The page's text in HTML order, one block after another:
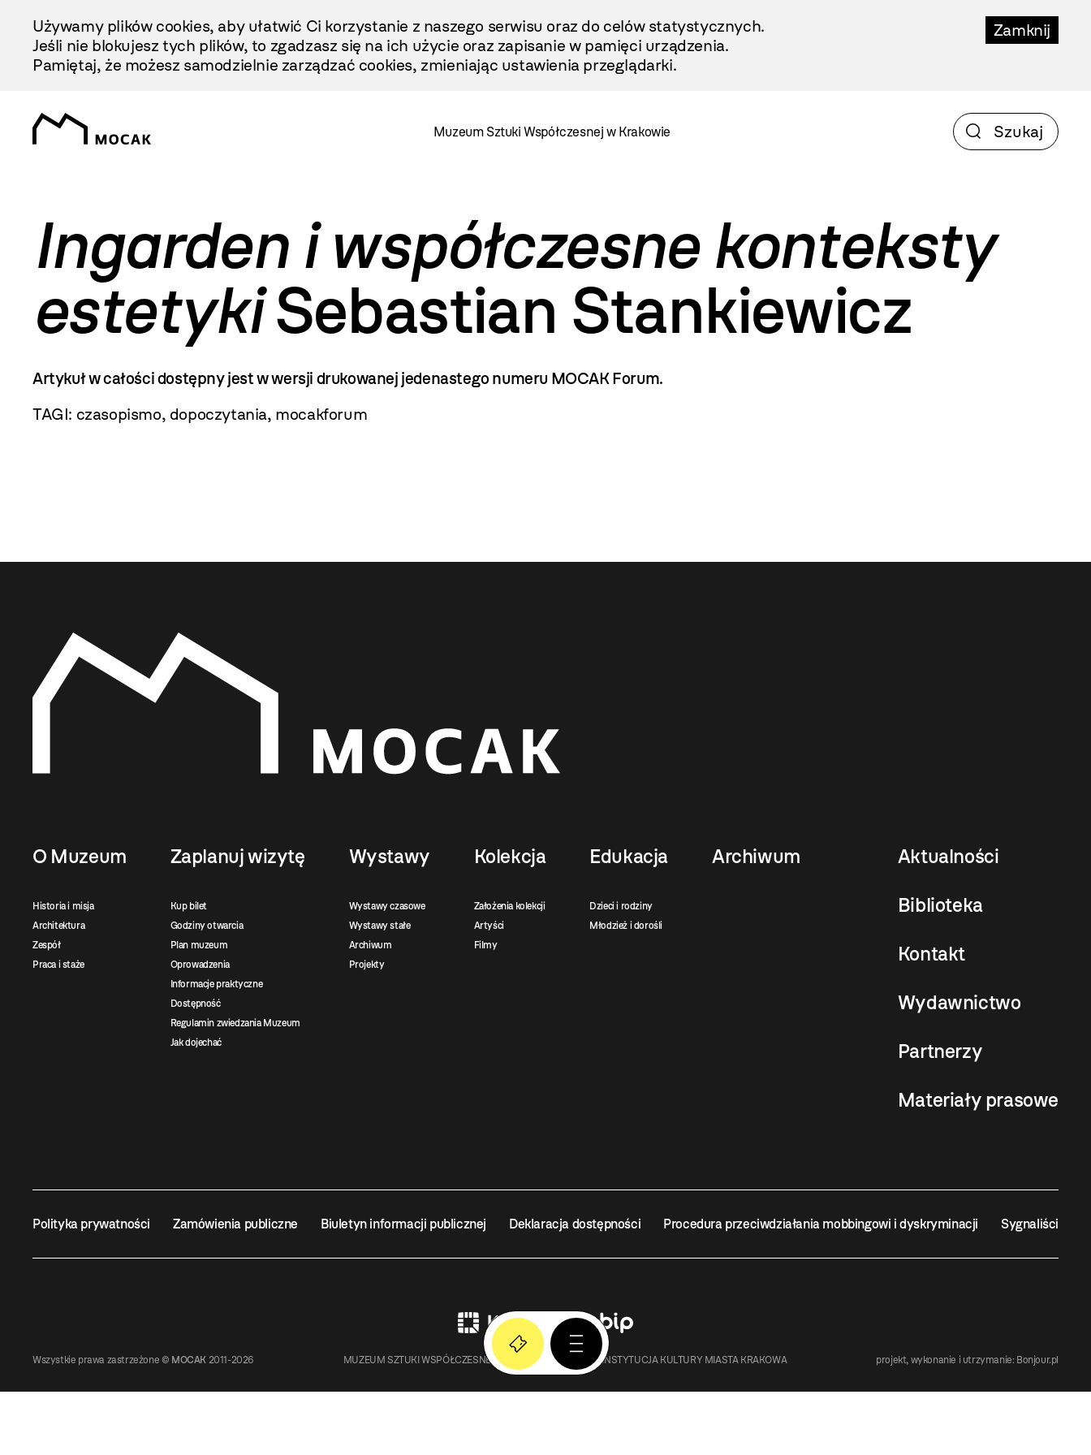
Treści
Zamknij
Używamy plików cookies, aby ułatwić Ci korzystanie z naszego serwisu oraz do celów statystycznych.
Jeśli nie blokujesz tych plików, to zgadzasz się na ich użycie oraz zapisanie w pamięci urządzenia.
Pamiętaj, że możesz samodzielnie zarządzać cookies, zmieniając ustawienia przeglądarki.
Muzeum Sztuki Współczesnej w Krakowie
Ingarden i współczesne konteksty
estetykiSebastian Stankiewicz
Artykuł w całości dostępny jest w wersji drukowanej jedenastego numeru MOCAK Forum.
TAGI: czasopismo, dopoczytania, mocakforum
O Muzeum
Historia i misja
Architektura
Zespół
Praca i staże
Zaplanuj wizytę
Kup bilet
Godziny otwarcia
Plan muzeum
Oprowadzenia
Informacje praktyczne
Dostępność
Regulamin zwiedzania Muzeum
Jak dojechać
Wystawy
Wystawy czasowe
Wystawy stałe
Archiwum
Projekty
Kolekcja
Założenia kolekcji
Artyści
Filmy
Edukacja
Dzieci i rodziny
Młodzież i dorośli
Archiwum Aktualności
Biblioteka
Kontakt
Wydawnictwo
Partnerzy
Materiały prasowe
Polityka prywatności Zamówienia publiczne Biuletyn informacji publicznej Deklaracja dostępności Procedura przeciwdziałania mobbingowi i dyskryminacji Sygnaliści
Wszystkie prawa zastrzeżone © MOCAK 2011-2026 MUZEUM SZTUKI WSPÓŁCZESNEJ W KRAKOWIE MOCAK – INSTYTUCJA KULTURY MIASTA KRAKOWA projekt, wykonanie i utrzymanie: Bonjour.pl